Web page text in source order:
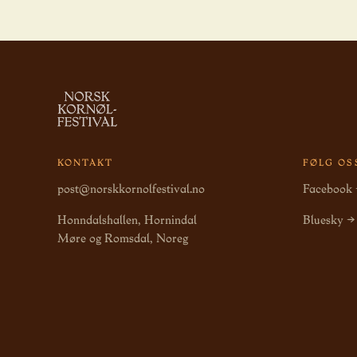
KONTAKT
post@norskkornolfestival.no
Honndalshallen, Hornindal
Møre og Romsdal, Noreg
FØLG
Facebook
Bluesky →